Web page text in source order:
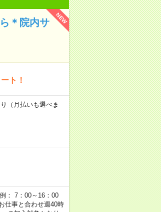
NEW
＊院内サ
ト！
（月払いも選べま
： 7：00～16：00
仕事と合わせ週40時